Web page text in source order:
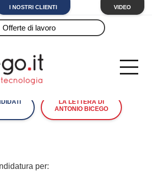
I NOSTRI CLIENTI VIDEO
Cerca
LA LETTERA DI
ANTONIO BICEGO
per: